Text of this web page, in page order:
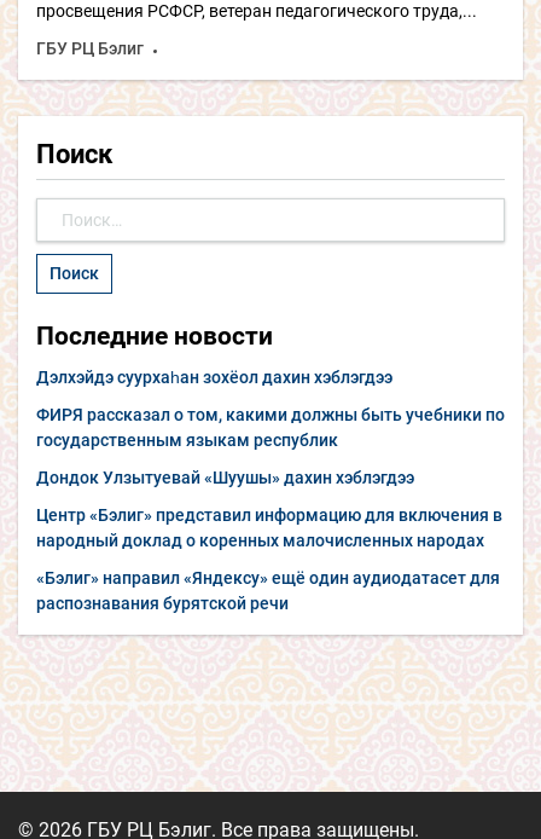
просвещения РСФСР, ветеран педагогического труда,...
ГБУ РЦ Бэлиг
Поиск
Последние новости
Дэлхэйдэ суурхаһан зохёол дахин хэблэгдээ
ФИРЯ рассказал о том, какими должны быть учебники по
государственным языкам республик
Дондок Улзытуевай «Шуушы» дахин хэблэгдээ
Центр «Бэлиг» представил информацию для включения в
народный доклад о коренных малочисленных народах
«Бэлиг» направил «Яндексу» ещё один аудиодатасет для
распознавания бурятской речи
© 2026 ГБУ РЦ Бэлиг. Все права защищены.